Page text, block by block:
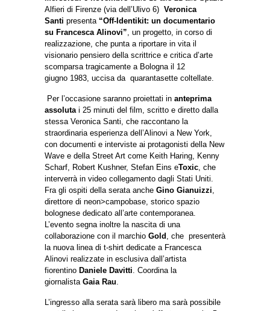
Alfieri di Firenze (via dell’Ulivo 6) Veronica
Santi presenta “Off-Identikit: un documentario
su Francesca Alinovi”, un progetto, in corso di
realizzazione, che punta a riportare in vita il
visionario pensiero della scrittrice e critica d’arte
scomparsa tragicamente a Bologna il 12
giugno 1983, uccisa da quarantasette coltellate.
Per l’occasione saranno proiettati in anteprima
assolutai 25 minuti del film, scritto e diretto dalla
stessa Veronica Santi, che raccontano la
straordinaria esperienza dell’Alinovi a New York,
con documenti e interviste ai protagonisti della New
Wave e della Street Art come Keith Haring, Kenny
Scharf, Robert Kushner, Stefan Eins eToxic, che
interverrà in video collegamento dagli Stati Uniti.
Fra gli ospiti della serata anche Gino Gianuizzi,
direttore di neon>campobase, storico spazio
bolognese dedicato all’arte contemporanea.
L’evento segna inoltre la nascita di una
collaborazione con il marchio Gold , che presenterà
la nuova linea di t-shirt dedicate a Francesca
Alinovi realizzate in esclusiva dall’artista
fiorentino Daniele Davitti. Coordina la
giornalista Gaia Rau.
L’ingresso alla serata sarà libero ma sarà possibile